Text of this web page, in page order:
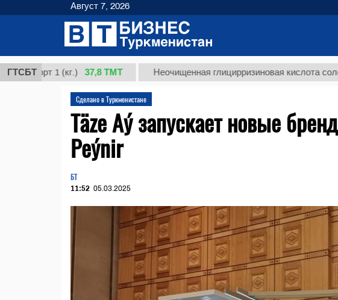
ГТСБТ
1 (кг.) 37,8 ТМТ Неочищенная глицирризиновая кислота
Сделано в Туркменистане
Täze Aý запускает новые
Peýnir
БТ
11:52 05.03.2025
Август 7, 2026